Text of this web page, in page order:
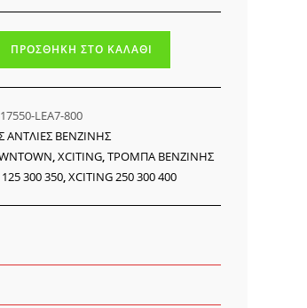
ΠΡΟΣΘΉΚΗ ΣΤΟ ΚΑΛΆΘΙ
17550-LEA7-800
ΒΕΝΖΙΝΗΣ
,XCITING,ΤΡΟΜΠΑ ΒΕΝΖΙΝΗΣ
300 350,XCITING 250 300 400